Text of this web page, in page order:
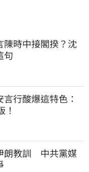
陳時中接閣揆？沈
句
行酸爆這特色：
朗教訓　中共黨媒